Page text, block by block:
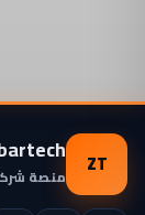
ZT منصة